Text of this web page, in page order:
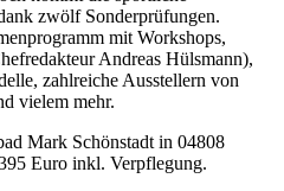
zwölf Sonderprüfungen.
mit Workshops,
Andreas Hülsmann),
zahlreiche Ausstellern von
vielem mehr.
Mark Schönstadt in 04808
Euro inkl. Verpflegung.